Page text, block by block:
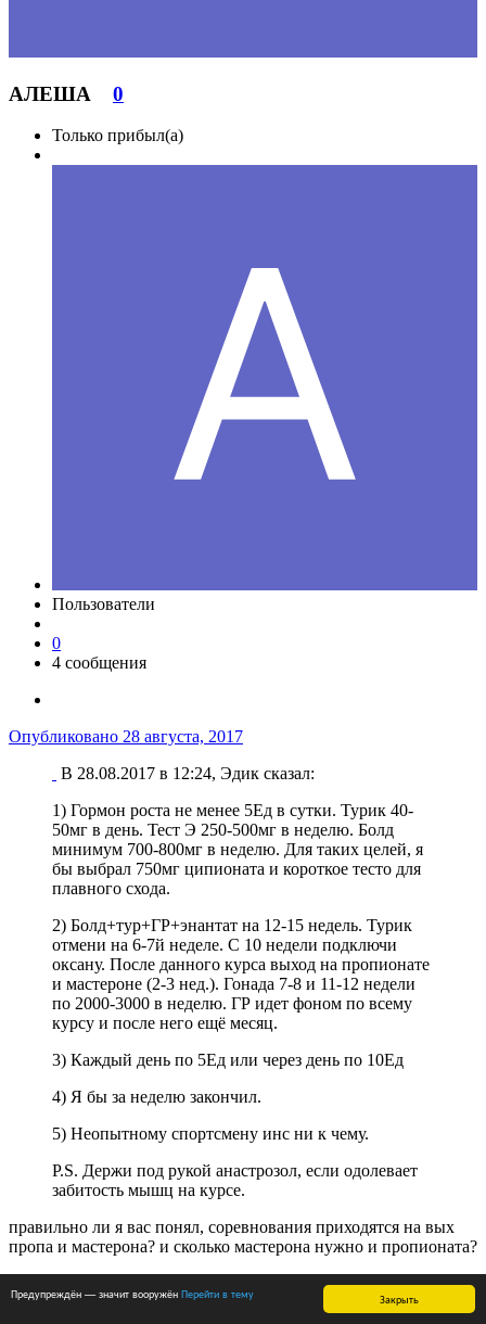
Закрыть
Предупреждён — значит вооружён Перейти в тему
АЛЕША 0
Только прибыл(а)
Пользователи
0
4 сообщения
Опубликовано 28 августа, 2017
В 28.08.2017 в 12:24, Эдик сказал:
1) Гормон роста не менее 5Ед в сутки. Турик 40-
50мг в день. Тест Э 250-500мг в неделю. Болд
минимум 700-800мг в неделю. Для таких целей, я
бы выбрал 750мг ципионата и короткое тесто для
плавного схода.
2) Болд+тур+ГР+энантат на 12-15 недель. Турик
отмени на 6-7й неделе. С 10 недели подключи
оксану. После данного курса выход на пропионате
и мастероне (2-3 нед.). Гонада 7-8 и 11-12 недели
по 2000-3000 в неделю. ГР идет фоном по всему
курсу и после него ещё месяц.
3) Каждый день по 5Ед или через день по 10Ед
4) Я бы за неделю закончил.
5) Неопытному спортсмену инс ни к чему.
P.S. Держи под рукой анастрозол, если одолевает
забитость мышц на курсе.
правильно ли я вас понял, соревнования приходятся на вых
пропа и мастерона? и сколько мастерона нужно и пропионата?